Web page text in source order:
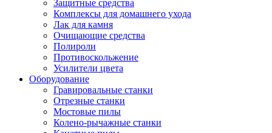
Защитные средства
Комплексы для домашнего ухода
Лак для камня
Очищающие средства
Полироли
Противоскольжение
Усилители цвета
Оборудование
Гравировальные станки
Отрезные станки
Мостовые пилы
Колено-рычажные станки